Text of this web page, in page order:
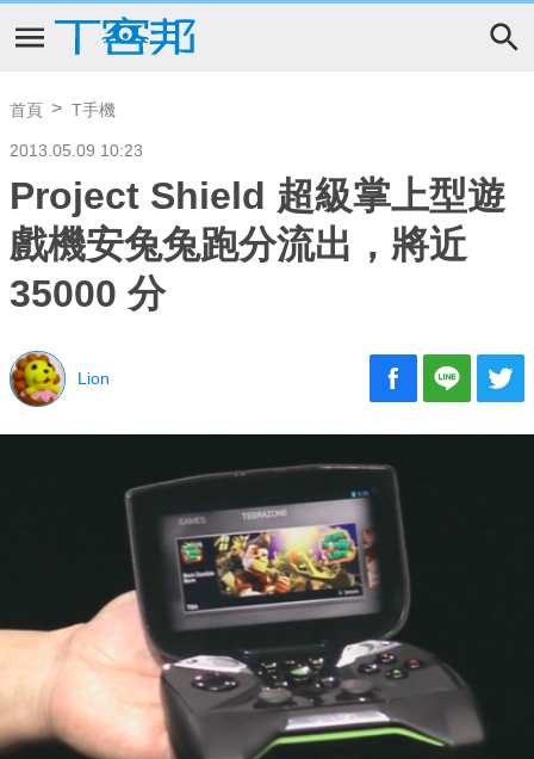
首頁 T手機
2013.05.09 10:23
Project Shield 超級掌上型遊
戲機安兔兔跑分流出，將近
35000 分
Lion